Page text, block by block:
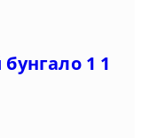
1 1